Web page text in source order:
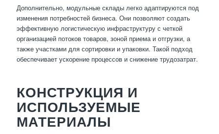
Дополнительно, модульные склады легко адаптируются под
изменения потребностей бизнеса. Они позволяют создать
эффективную логистическую инфраструктуру с четкой
организацией потоков товаров, зоной приема и отгрузки, а
также участками для сортировки и упаковки. Такой подход
обеспечивает ускорение процессов и снижение трудозатрат.
КОНСТРУКЦИЯ И
ИСПОЛЬЗУЕМЫЕ
МАТЕРИАЛЫ